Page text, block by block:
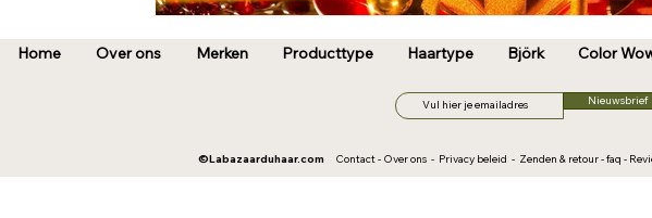
Home Over ons Merken Producttype Haartype Björk Color
Nieuwsbrief
©Labazaarduhaar.com Contact- Over ons - Privacy beleid - Zenden & retour-faq -